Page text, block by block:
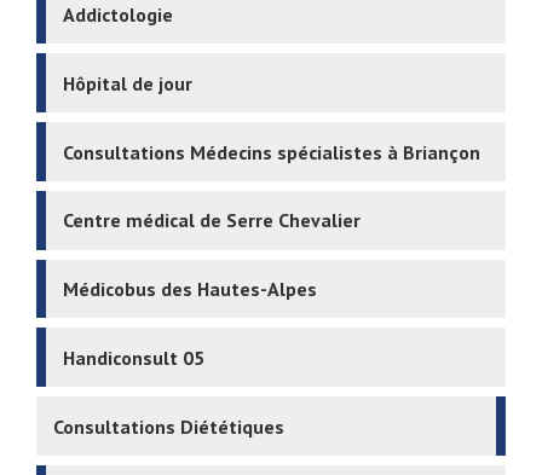
Addictologie
Hôpital de jour
Consultations Médecins spécialistes à Briançon
Centre médical de Serre Chevalier
Médicobus des Hautes-Alpes
Handiconsult 05
Consultations Diététiques